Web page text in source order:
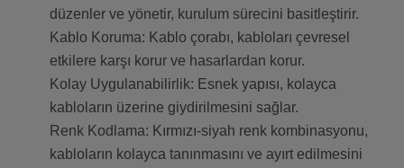
düzenler ve yönetir, kurulum sürecini basitleştirir.
Kablo Koruma: Kablo çorabı, kabloları çevresel
etkilere karşı korur ve hasarlardan korur.
Kolay Uygulanabilirlik: Esnek yapısı, kolayca
kabloların üzerine giydirilmesini sağlar.
Renk Kodlama: Kırmızı-siyah renk kombinasyonu,
kabloların kolayca tanınmasını ve ayırt edilmesini